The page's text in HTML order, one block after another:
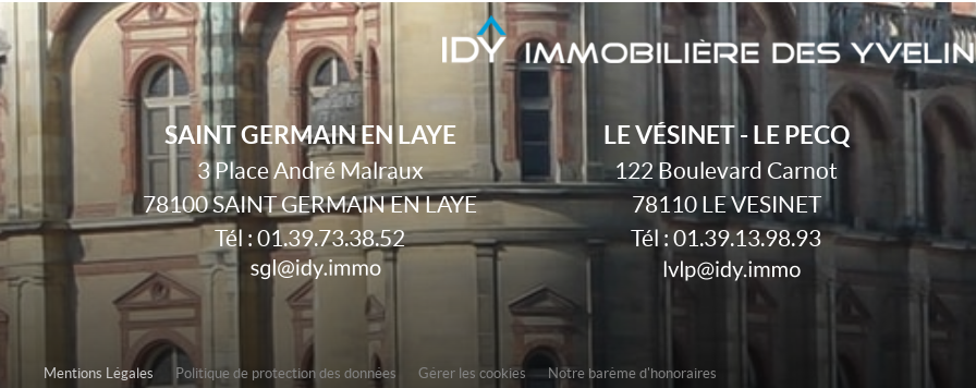
SAINT GERMAIN EN LAYE
3 Place André Malraux
78100SAINT GERMAIN EN LAYE
Tél :01.39.73.38.52
LE VÉSINET - LE PECQ
122 Boulevard Carnot
78110 LE VESINET
Tél :01.39.13.98.93
Mentions Légales Politique de protection des données Gérer les cookies
Notre barème d'honoraires